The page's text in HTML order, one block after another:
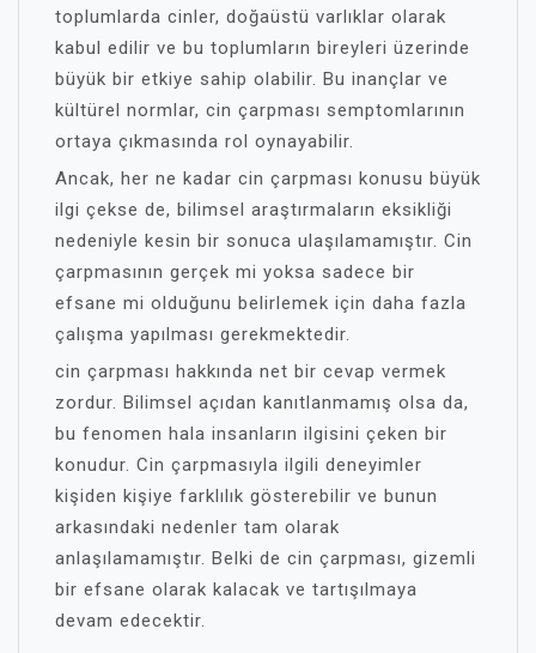
toplumlarda cinler, doğaüstü varlıklar olarak
kabul edilir ve bu toplumların bireyleri üzerinde
büyük bir etkiye sahip olabilir. Bu inançlar ve
kültürel normlar, cin çarpması semptomlarının
ortaya çıkmasında rol oynayabilir.
Ancak, her ne kadar cin çarpması konusu büyük
ilgi çekse de, bilimsel araştırmaların eksikliği
nedeniyle kesin bir sonuca ulaşılamamıştır. Cin
çarpmasının gerçek mi yoksa sadece bir
efsane mi olduğunu belirlemek için daha fazla
çalışma yapılması gerekmektedir.
cin çarpması hakkında net bir cevap vermek
zordur. Bilimsel açıdan kanıtlanmamış olsa da,
bu fenomen hala insanların ilgisini çeken bir
konudur. Cin çarpmasıyla ilgili deneyimler
kişiden kişiye farklılık gösterebilir ve bunun
arkasındaki nedenler tam olarak
anlaşılamamıştır. Belki de cin çarpması, gizemli
bir efsane olarak kalacak ve tartışılmaya
devam edecektir.